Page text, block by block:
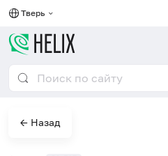
Тверь
← Назад